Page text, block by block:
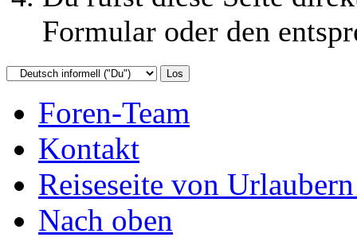
Formular oder den
Foren-Team
Kontakt
Reiseseite von
Nach oben